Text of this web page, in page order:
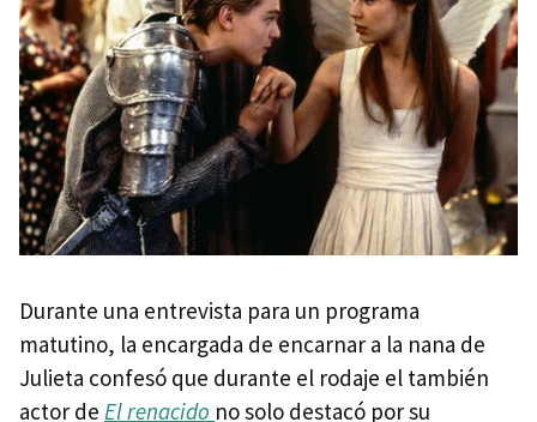
Durante una entrevista para un programa
matutino, la encargada de encarnar a la nana de
Julieta confesó que durante el rodaje el también
actor de El renacido no solo destacó por su